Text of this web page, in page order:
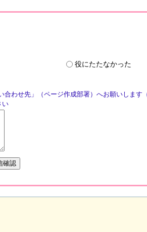
役にたたなかった
わせ先」（ページ作成部署）へお願いします
い